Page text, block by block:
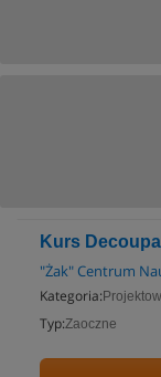
Kurs
"Żak" Centrum
Kategoria:
Typ:Zaoczne